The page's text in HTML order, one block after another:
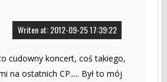
Writen at: 2012-09-25 17:39:22
cudowny koncert, coś takiego,
na ostatnich CP..... Był to mój